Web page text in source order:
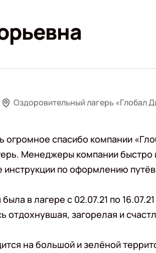
Оздоровительный лагерь «Глобал
огромное спасибо компании
Менеджеры компании
по оформлению
в лагере с 02.07.21 по
отдохнувшая, загорелая и
на большой и зелёной